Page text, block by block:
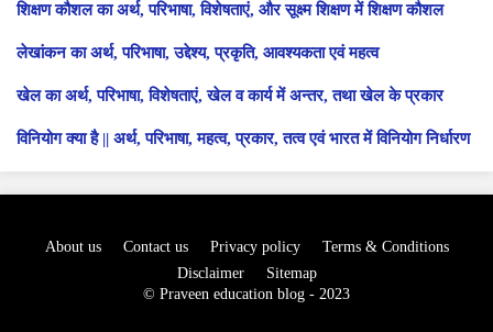
शिक्षण कौशल का अर्थ, परिभाषा, विशेषताएं, और सूक्ष्म शिक्षण में शिक्षण कौशल
लेखांकन का अर्थ, परिभाषा, उद्देश्य, प्रकृति, आवश्यकता एवं महत्व
खेल का अर्थ, परिभाषा, विशेषताएं, खेल व कार्य में अन्तर, तथा खेल के प्रकार
विनियोग क्या है || अर्थ, परिभाषा, महत्व, प्रकार, तत्व एवं भारत में विनियोग निर्धारण
About us Contact us Privacy policy
Terms & Conditions
Disclaimer
Sitemap
© Praveen education blog - 2023